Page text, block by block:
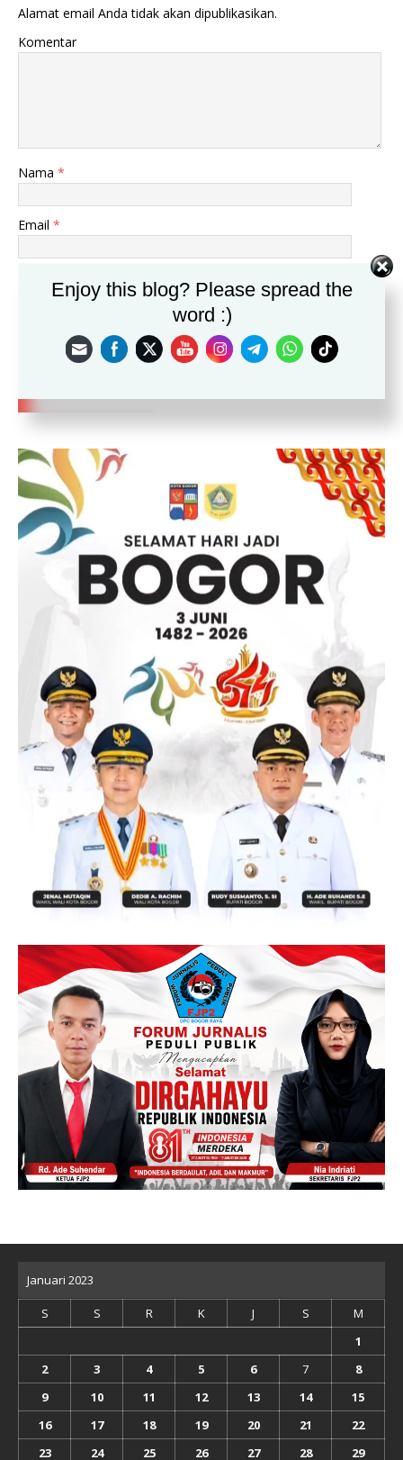
Alamat email Anda tidak akan dipublikasikan.
Komentar
Nama *
Email *
Save my name, email, and website in this browser for the
next time I comment.
Januari 2023
S S R K J S
M
1
2
3 4 5 6 7
8
9
10 11 12 13 14
15
16
17 18 19 20 21
22
23
24 25 26 27 28 29
Enjoy this blog? Please spread the
word :)